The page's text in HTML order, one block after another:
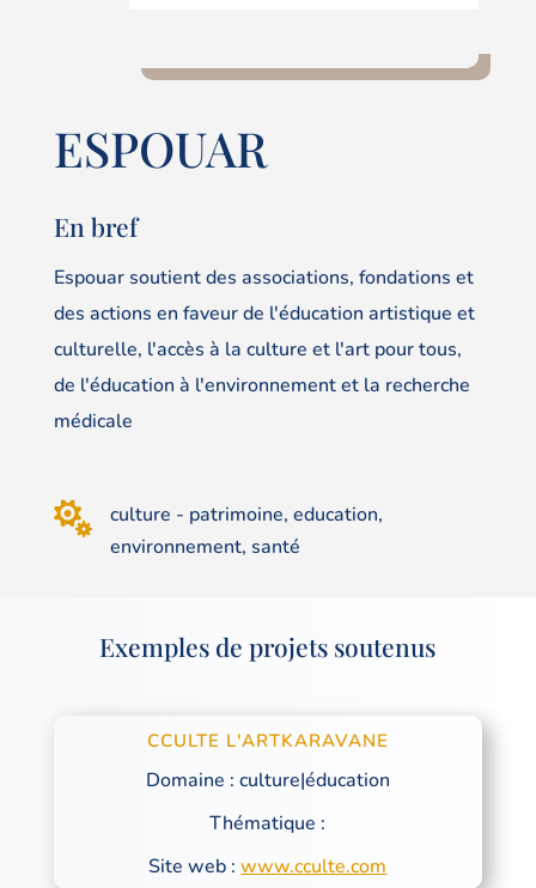
ESPOUAR
En bref
Espouar soutient des associations, fondations et
des actions en faveur de l'éducation artistique et
culturelle, l'accès à la culture et l'art pour tous,
de l'éducation à l'environnement et la recherche
médicale

culture - patrimoine, education,
environnement, santé
Exemples de projets soutenus
CCULTE L'ARTKARAVANE
Domaine : culture|éducation
Thématique :
Site web :www.cculte.com